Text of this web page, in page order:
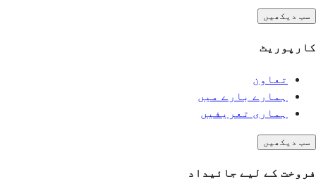
سب دیکھیں
کارپوریٹ
تعاون
ہمارے بارے میں
ہماری تعریفیں
سب دیکھیں
فروخت کے لیے جائیداد